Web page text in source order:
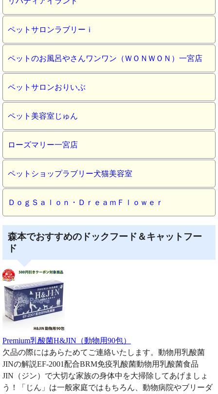
ペットサロンラブリーｉ
ペットのお風呂やさんワンワン（ＷＯＮＷＯＮ）一宮店
ペットサロンおりいぶ
ペット美容室じゅん
ローズマリー一宮店
ペットショップラブリー犬猫美容室
ＤｏｇＳａｌｏｎ・ＤｒｅａｍＦｌｏｗｅｒ
森本でおすすめのドックフード＆キャットフー
ド
Premium乳酸菌H&JIN（動物用90包）
欠品の際にはあらためてご連絡いたします。動物用乳酸菌
JINの解説EF-2001配合BRM免疫乳酸菌動物用乳酸菌食品
JIN（ジン）で大切な家族の身体中を大掃除してあげましょ
う！「じん」は一般家庭ではもちろん、動物病院やブリーダ